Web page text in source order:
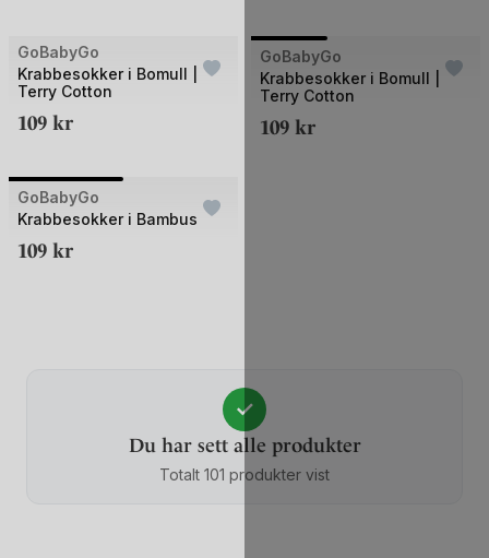
UTSOLGT
GoBabyGo
Krabbesokker i Bomull |
Terry Cotton
109 kr
UTSOLGT
Bilde
av
GoBabyGo
Krabbesokker i Bomull |
Terry Cotton
109 kr
UTSOLGT
Bilde
av
GoBabyGo
Krabbesokker i Bambus
109 kr
✓
Du har sett alle produkter
Totalt 101 produkter vist